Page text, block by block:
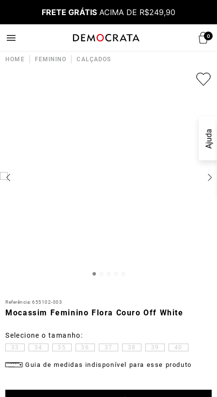
FRETE GRÁTIS ACIMA DE R$249,90
0
Ajuda
HOME FEMININO CALÇADOS
Referência:655102-003
Mocassim Feminino Flora Couro Off White
33 34 35 36 37 38 39 40
Guia de medidas indisponível para esse produto